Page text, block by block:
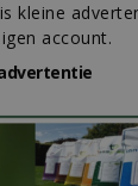
kleine
account.